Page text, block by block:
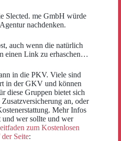
Slected. me GmbH würde
nachdenken.
auch wenn die natürlich
einen Link zu erhaschen…
in die PKV. Viele sind
in der GKV und können
diese Gruppen bietet sich
an, oder
Mehr Infos
wer sollte und wer
zum Kostenlosen
Seite: